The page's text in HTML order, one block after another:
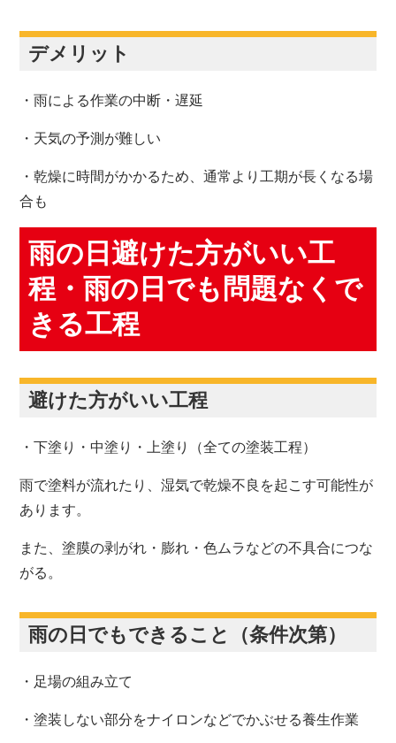
デメリット
・雨による作業の中断・遅延
・天気の予測が難しい
・乾燥に時間がかかるため、通常より工期が長くなる場
合も
雨の日避けた方がいい工
程・雨の日でも問題なくで
きる工程
避けた方がいい工程
・下塗り・中塗り・上塗り（全ての塗装工程）
雨で塗料が流れたり、湿気で乾燥不良を起こす可能性が
あります。
また、塗膜の剥がれ・膨れ・色ムラなどの不具合につな
がる。
雨の日でもできること（条件次第）
・足場の組み立て
・塗装しない部分をナイロンなどでかぶせる養生作業